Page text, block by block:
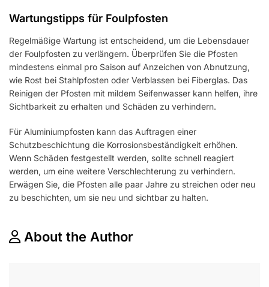
Wartungstipps für Foulpfosten
Regelmäßige Wartung ist entscheidend, um die Lebensdauer
der Foulpfosten zu verlängern. Überprüfen Sie die Pfosten
mindestens einmal pro Saison auf Anzeichen von Abnutzung,
wie Rost bei Stahlpfosten oder Verblassen bei Fiberglas. Das
Reinigen der Pfosten mit mildem Seifenwasser kann helfen, ihre
Sichtbarkeit zu erhalten und Schäden zu verhindern.
Für Aluminiumpfosten kann das Auftragen einer
Schutzbeschichtung die Korrosionsbeständigkeit erhöhen.
Wenn Schäden festgestellt werden, sollte schnell reagiert
werden, um eine weitere Verschlechterung zu verhindern.
Erwägen Sie, die Pfosten alle paar Jahre zu streichen oder neu
zu beschichten, um sie neu und sichtbar zu halten.
About the Author